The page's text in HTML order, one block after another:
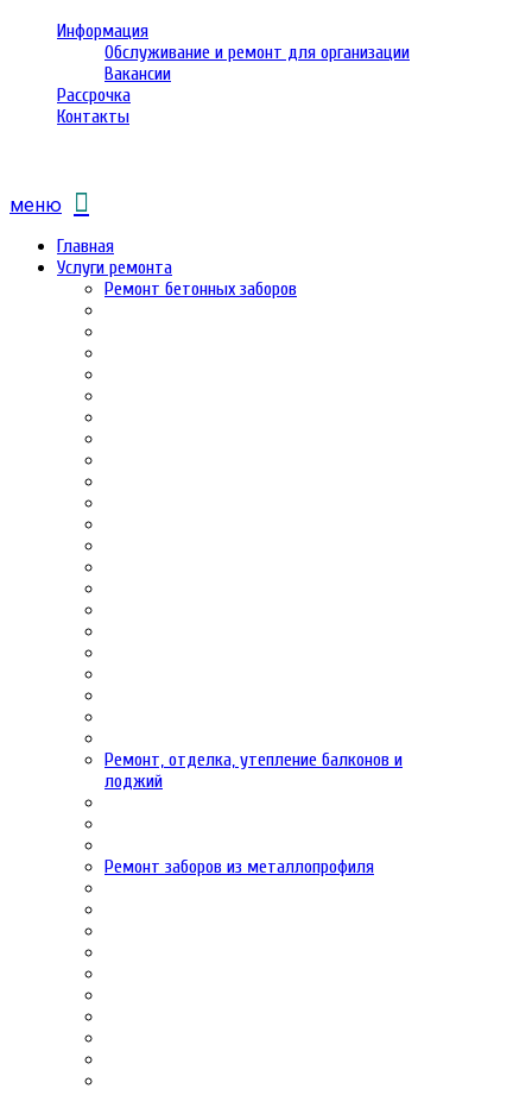
Информация
Обслуживание и ремонт для организации
Вакансии
Рассрочка
Контакты
меню
Главная
Услуги ремонта
Ремонт бетонных заборов
Ремонт, отделка, утепление балконов и
лоджий
Ремонт заборов из металлопрофиля